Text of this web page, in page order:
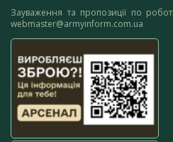
Зауваження та пропозиції по
webmaster@armyinform.com.ua